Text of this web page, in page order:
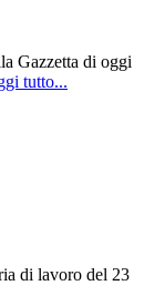
Gazzetta di oggi
tutto...
di lavoro del 23